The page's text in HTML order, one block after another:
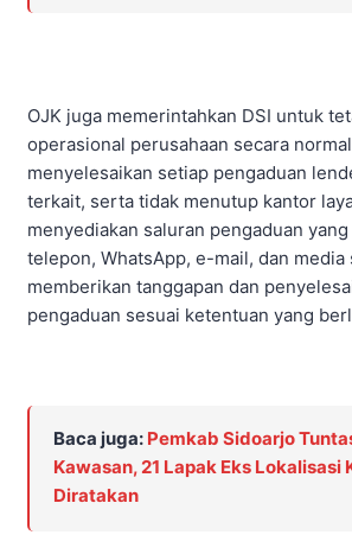
OJK juga memerintahkan DSI untuk
operasional perusahaan secara
menyelesaikan setiap pengaduan
terkait, serta tidak menutup kantor
menyediakan saluran pengaduan
telepon, WhatsApp, e-mail, dan media
memberikan tanggapan dan
pengaduan sesuai ketentuan yang
Baca juga: Pemkab Sidoarjo
Kawasan, 21 Lapak Eks Lokalisasi
Diratakan